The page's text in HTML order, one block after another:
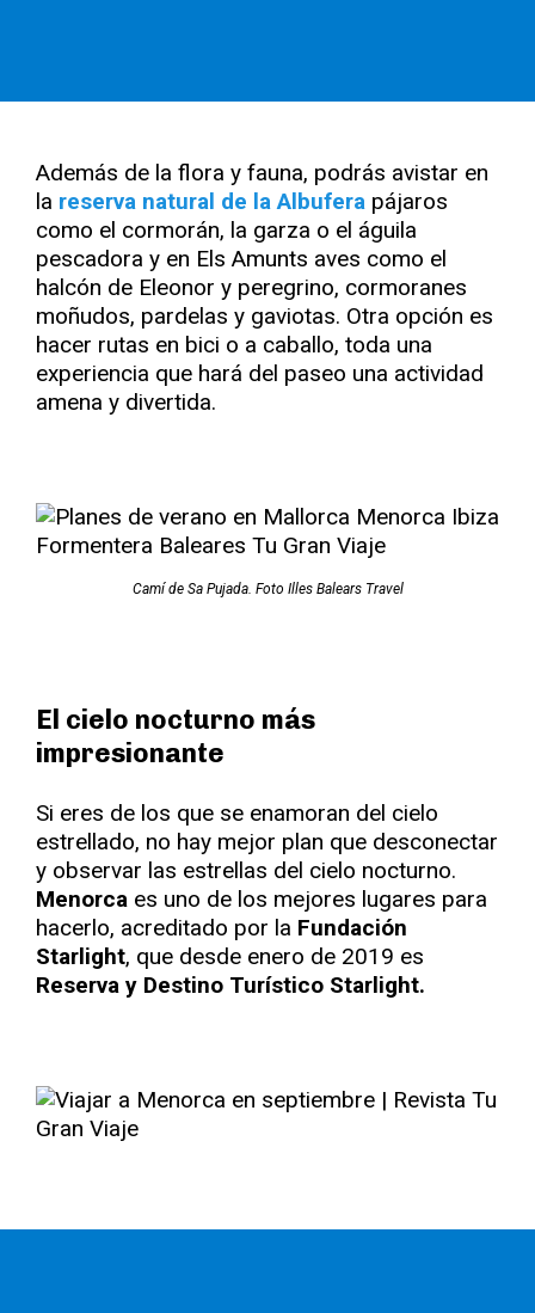
Además de la flora y fauna, podrás avistar en
la reserva natural de la Albufera pájaros
como el cormorán, la garza o el águila
pescadora y en Els Amunts aves como el
halcón de Eleonor y peregrino, cormoranes
moñudos, pardelas y gaviotas. Otra opción es
hacer rutas en bici o a caballo, toda una
experiencia que hará del paseo una actividad
amena y divertida.
Camí de Sa Pujada. Foto Illes Balears Travel
El cielo nocturno más
impresionante
Si eres de los que se enamoran del cielo
estrellado, no hay mejor plan que desconectar
y observar las estrellas del cielo nocturno.
Menorca es uno de los mejores lugares para
hacerlo, acreditado por la Fundación
Starlight, que desde enero de 2019 es
Reserva y Destino Turístico Starlight.